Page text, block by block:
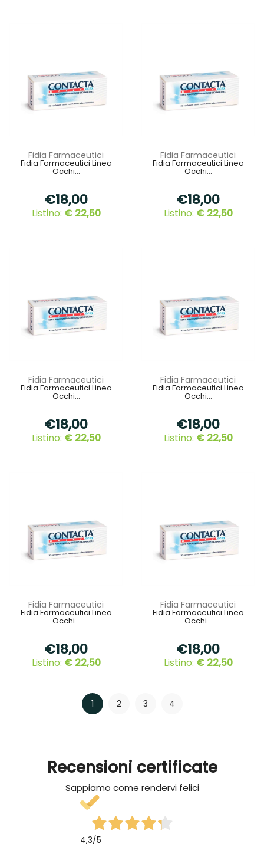
Fidia Farmaceutici
Fidia Farmaceutici Linea
Occhi...
€18,00
Listino: € 22,50
Fidia Farmaceutici
Fidia Farmaceutici Linea
Occhi...
€18,00
Listino: € 22,50
Fidia Farmaceutici
Fidia Farmaceutici Linea
Occhi...
€18,00
Listino: € 22,50
Fidia Farmaceutici
Fidia Farmaceutici Linea
Occhi...
€18,00
Listino: € 22,50
Fidia Farmaceutici
Fidia Farmaceutici Linea
Occhi...
€18,00
Listino: € 22,50
Fidia Farmaceutici
Fidia Farmaceutici Linea
Occhi...
€18,00
Listino: € 22,50
1 2 3 4
Recensioni certificate
Sappiamo come rendervi felici
4,3/5